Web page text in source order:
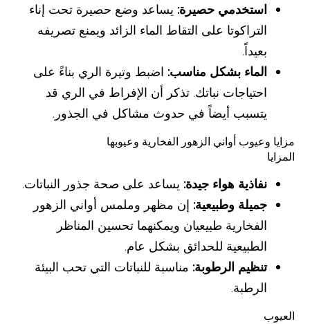
استخدمي حصيرة: يساعد وضع حصيرة تحت إناء
التراكوتا على التقاط الماء الزائد ويمنع تصريفه
بعيداً.
الماء بشكل مناسب: اضبط وتيرة الري بناءً على
احتياجات نباتك. تذكر أن الإفراط في الري قد
يتسبب أيضاً في حدوث مشاكل في الجذور.
مزايا وعيوب أواني الزهور الفخارية وعيوبها
المزايا
نفاذية هواء جيدة: يساعد على صحة جذور النباتات.
جميلة وطبيعية: إن مظهر وملمس أواني الزهور
الفخارية طبيعيان ويمكنهما تحسين المناظر
الطبيعية للحدائق بشكل عام.
تنظيم الرطوبة: مناسبة للنباتات التي تحب البيئة
الرطبة.
العيوب